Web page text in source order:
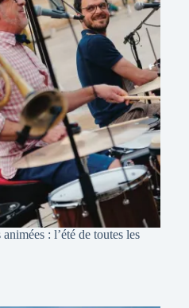
: l’été de toutes les